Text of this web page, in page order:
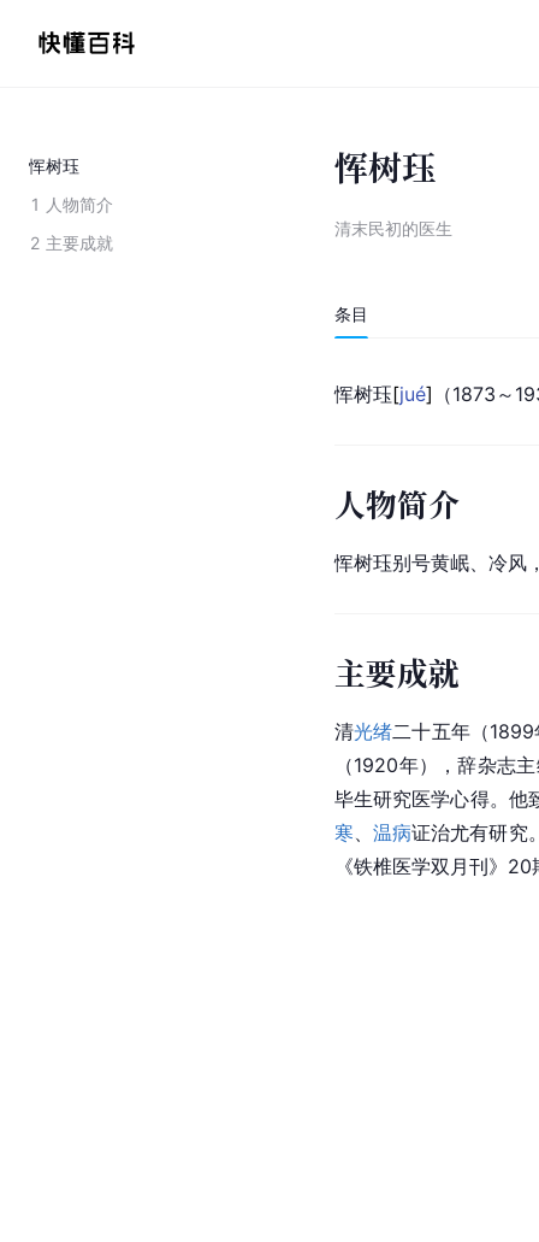
恽树珏
1 人物简介
2 主要成就
恽树珏
清末民初的医生
条目
恽树珏[jué] （1873～
人物简介
恽树珏别号黄岷、冷风
主要成就
清光绪二十五年（
（1920年），辞杂志
毕生研究医学心得。他
寒 、温病证治尤有研究
《铁椎医学双月刊》20